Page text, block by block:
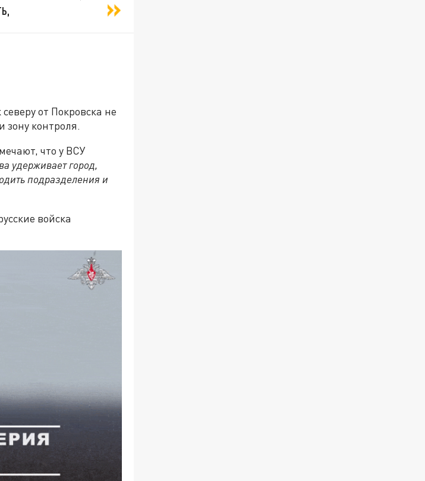
от Покровска не
зону контроля.
что у ВСУ
удерживает город,
подразделения и
войска